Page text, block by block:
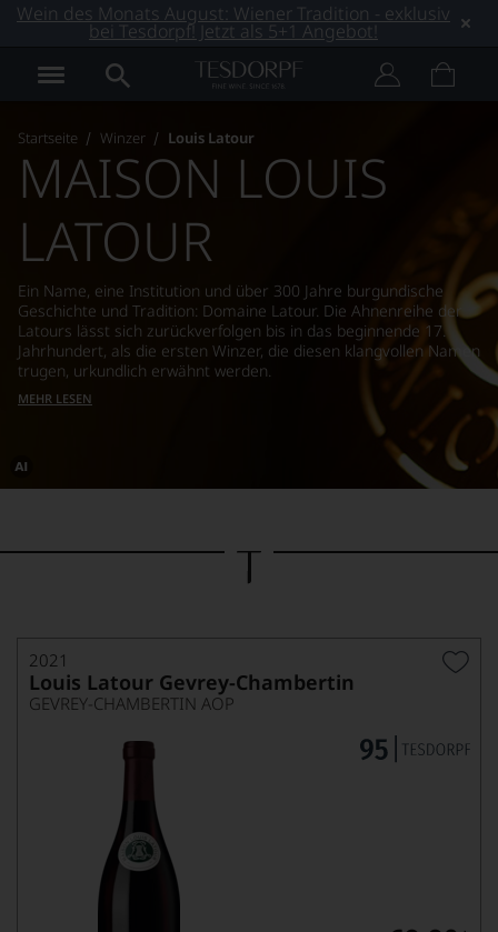
Wein des Monats August: Wiener Tradition - exklusiv
bei Tesdorpf! Jetzt als 5+1 Angebot!
Startseite Winzer Louis Latour
Dieses
von
MAISON LOUIS
LATOUR
Ein Name, eine Institution und über 300 Jahre burgundische
Geschichte und Tradition: Domaine Latour. Die Ahnenreihe der
Latours lässt sich zurückverfolgen bis in das beginnende 17.
Jahrhundert, als die ersten Winzer, die diesen klangvollen Namen
trugen, urkundlich erwähnt werden.
MEHR LESEN
2021
Louis Latour Gevrey-Chambertin
GEVREY-CHAMBERTIN AOP